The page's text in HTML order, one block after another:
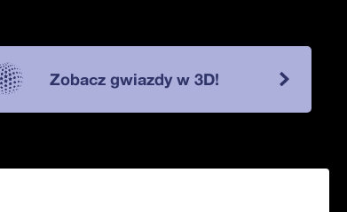
Zobacz gwiazdy w 3D!